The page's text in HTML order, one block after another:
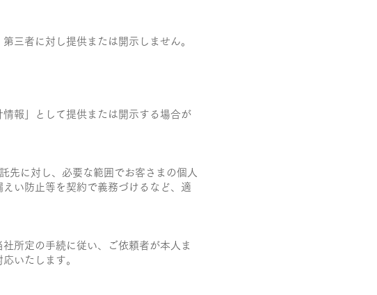
三者に対し提供または開示しません。
報」として提供または開示する場合が
先に対し、必要な範囲でお客さまの個人
い防止等を契約で義務づけるなど、適
所定の手続に従い、ご依頼者が本人ま
いたします。